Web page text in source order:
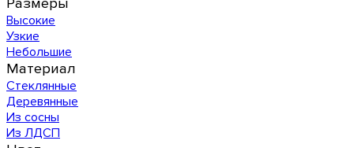
Высокие
Узкие
Небольшие
Материал
Стеклянные
Деревянные
Из сосны
Из ЛДСП